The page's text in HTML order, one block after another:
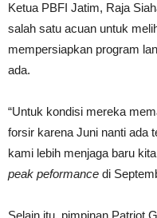
Ketua PBFI Jatim, Raja
salah satu acuan untuk
mempersiapkan program
ada.
“Untuk kondisi mereka
forsir karena Juni nanti ada
kami lebih menjaga baru
peak peformance di